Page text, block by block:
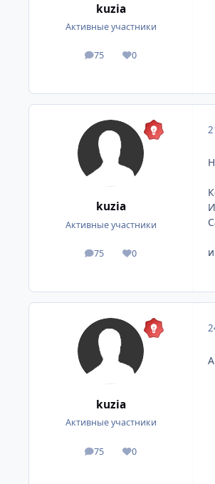
kuzia
Активные участники
75
посты 0
Репутация
kuzia
Активные участники
75
посты 0
Репутация
kuzia
Активные участники
75
посты 0
Репутация